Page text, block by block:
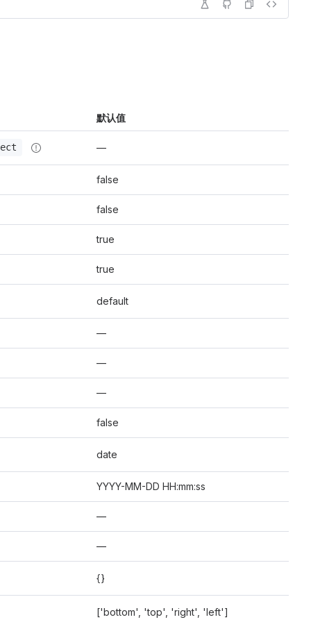
默认值
—
false
false
true
true
default
—
—
—
false
date
YYYY-MM-DD HH:mm:ss
—
—
{}
['bottom', 'top', 'right', 'left']